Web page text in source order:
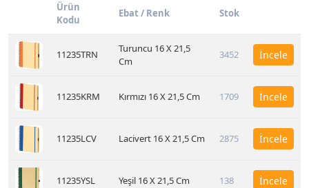
Ürün
Kodu
Ebat / Renk Stok
11235TRN
Turuncu 16 X 21,5
Cm
3452 İncele
11235KRM Kırmızı 16 X 21,5 Cm 1709 İncele
11235LCV Lacivert 16 X 21,5 Cm 2875 İncele
11235YSL Yeşil 16 X 21,5 Cm 138 İncele